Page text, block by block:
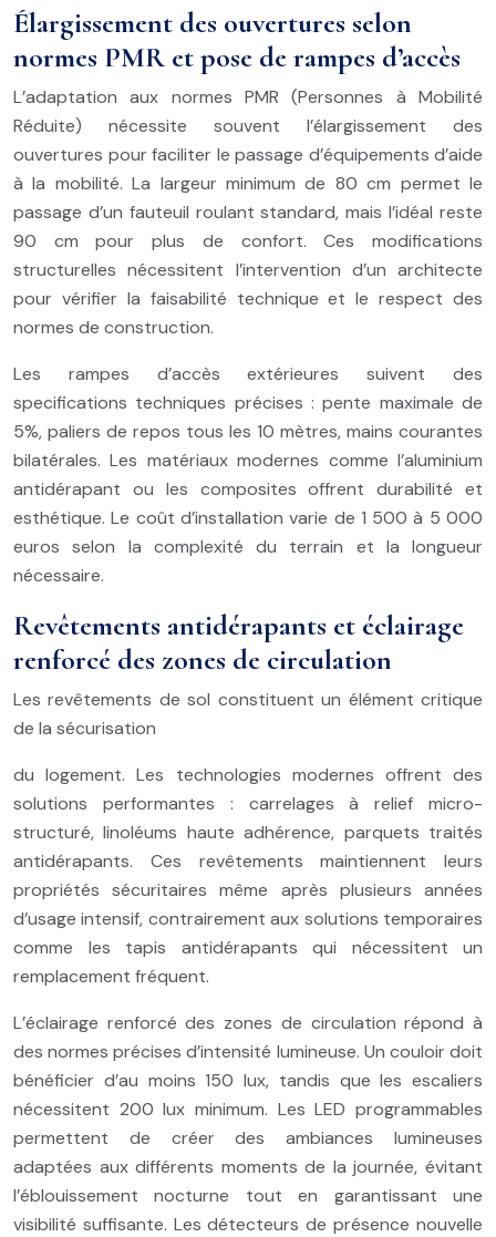
Élargissement des ouvertures selon
normes PMR et pose de rampes d’accès
L’adaptation aux normes PMR (Personnes à Mobilité
Réduite) nécessite souvent l’élargissement des
ouvertures pour faciliter le passage d’équipements d’aide
à la mobilité. La largeur minimum de 80 cm permet le
passage d’un fauteuil roulant standard, mais l’idéal reste
90 cm pour plus de confort. Ces modifications
structurelles nécessitent l’intervention d’un architecte
pour vérifier la faisabilité technique et le respect des
normes de construction.
Les rampes d’accès extérieures suivent des
specifications techniques précises : pente maximale de
5%, paliers de repos tous les 10 mètres, mains courantes
bilatérales. Les matériaux modernes comme l’aluminium
antidérapant ou les composites offrent durabilité et
esthétique. Le coût d’installation varie de 1 500 à 5 000
euros selon la complexité du terrain et la longueur
nécessaire.
Revêtements antidérapants et éclairage
renforcé des zones de circulation
Les revêtements de sol constituent un élément critique
de la sécurisation
du logement. Les technologies modernes offrent des
solutions performantes : carrelages à relief micro-
structuré, linoléums haute adhérence, parquets traités
antidérapants. Ces revêtements maintiennent leurs
propriétés sécuritaires même après plusieurs années
d’usage intensif, contrairement aux solutions temporaires
comme les tapis antidérapants qui nécessitent un
remplacement fréquent.
L’éclairage renforcé des zones de circulation répond à
des normes précises d’intensité lumineuse. Un couloir doit
bénéficier d’au moins 150 lux, tandis que les escaliers
nécessitent 200 lux minimum. Les LED programmables
permettent de créer des ambiances lumineuses
adaptées aux différents moments de la journée, évitant
l’éblouissement nocturne tout en garantissant une
visibilité suffisante. Les détecteurs de présence nouvelle